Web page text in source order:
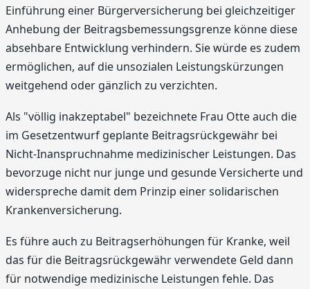
Einführung einer Bürgerversicherung bei gleichzeitiger
Anhebung der Beitragsbemessungsgrenze könne diese
absehbare Entwicklung verhindern. Sie würde es zudem
ermöglichen, auf die unsozialen Leistungskürzungen
weitgehend oder gänzlich zu verzichten.
Als "völlig inakzeptabel" bezeichnete Frau Otte auch die
im Gesetzentwurf geplante Beitragsrückgewähr bei
Nicht-Inanspruchnahme medizinischer Leistungen. Das
bevorzuge nicht nur junge und gesunde Versicherte und
widerspreche damit dem Prinzip einer solidarischen
Krankenversicherung.
Es führe auch zu Beitragserhöhungen für Kranke, weil
das für die Beitragsrückgewähr verwendete Geld dann
für notwendige medizinische Leistungen fehle. Das